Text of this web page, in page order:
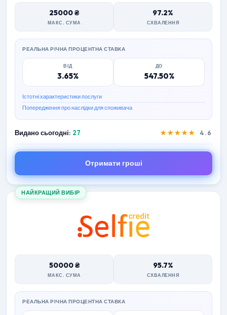
25000 ₴
МАКС. СУМА
97.2%
СХВАЛЕННЯ
РЕАЛЬНА РІЧНА ПРОЦЕНТНА СТАВКА
ВІД
3.65%
ДО
547.50%
Істотні характеристики послуги
Попередження про наслідки для споживача
Видано сьогодні: 27 ★★★★★ 4.6
Отримати гроші
НАЙКРАЩИЙ ВИБІР
50000 ₴
МАКС. СУМА
95.7%
СХВАЛЕННЯ
РЕАЛЬНА РІЧНА ПРОЦЕНТНА СТАВКА